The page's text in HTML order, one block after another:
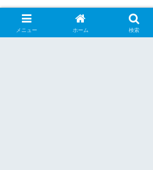
メニュー ホーム 検索